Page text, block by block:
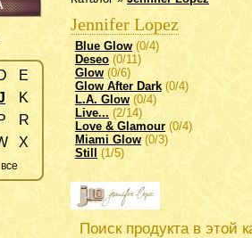
Jennifer Lopez
Blue Glow (0/4)
Deseo (0/11)
Glow (0/6)
Glow After Dark(0/4)
L.A. Glow (0/4)
Live... (2/14)
Love & Glamour (0/4)
Miami Glow (0/3)
Still
(1/5)
Поиск продукта в этой
E
K
R
X
все